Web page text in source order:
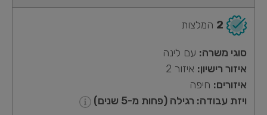
2 המלצות
סוגי משרה: עם לינה
איזור רישיון: איזור 2
איזורים: חיפה
ויזת עבודה: רגילה (פחות מ-5 שנים)